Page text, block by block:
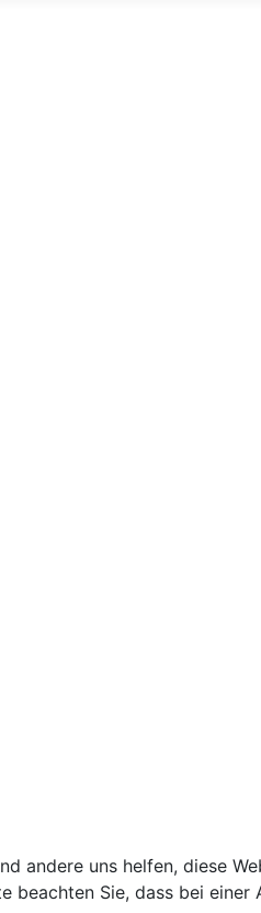
andere uns helfen, diese
beachten Sie, dass bei